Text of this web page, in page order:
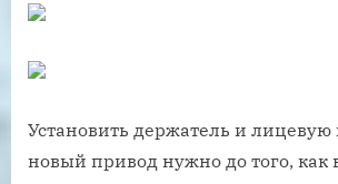
Установить держатель и лицевую
новый привод нужно до того, как